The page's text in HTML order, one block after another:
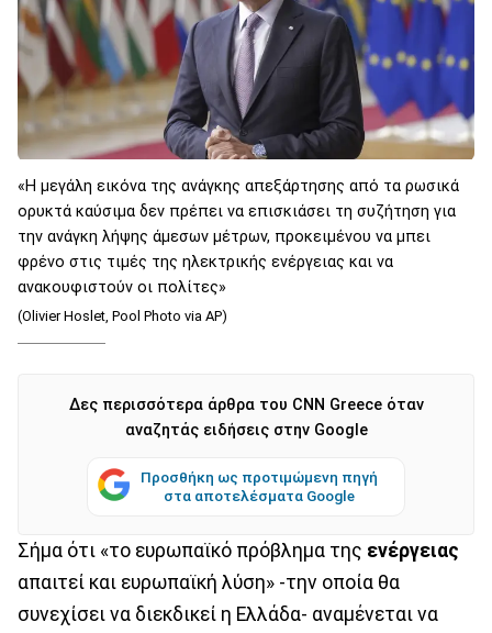
«Η μεγάλη εικόνα της ανάγκης απεξάρτησης από τα ρωσικά
ορυκτά καύσιμα δεν πρέπει να επισκιάσει τη συζήτηση για
την ανάγκη λήψης άμεσων μέτρων, προκειμένου να μπει
φρένο στις τιμές της ηλεκτρικής ενέργειας και να
ανακουφιστούν οι πολίτες»
(Olivier Hoslet, Pool Photo via AP)
Δες περισσότερα άρθρα του CNN Greece όταν
αναζητάς ειδήσεις στην Google
Προσθήκη ως προτιμώμενη πηγή
στα αποτελέσματα Google
Σήμα ότι «το ευρωπαϊκό πρόβλημα της ενέργειας
απαιτεί και ευρωπαϊκή λύση» -την οποία θα
συνεχίσει να διεκδικεί η Ελλάδα- αναμένεται να